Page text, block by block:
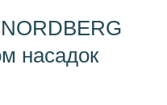
насадок